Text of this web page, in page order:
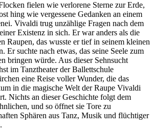
fielen wie verlorene Sterne zur Erde,
hing wie vergessene Gedanken an einem
Vivaldi trug unzählige Fragen nach dem
Existenz in sich. Er war anders als die
Raupen, das wusste er tief in seinem kleinen
Er suchte nach etwas, das seine Seele zum
bringen würde. Aus dieser Sehnsucht
im Tanztheater der Ballettschule
eine Reise voller Wunder, die das
in die magische Welt der Raupe Vivaldi
Nichts an dieser Geschichte folgt dem
und so öffnet sie Tore zu
Sphären aus Tanz, Musik und flüchtiger